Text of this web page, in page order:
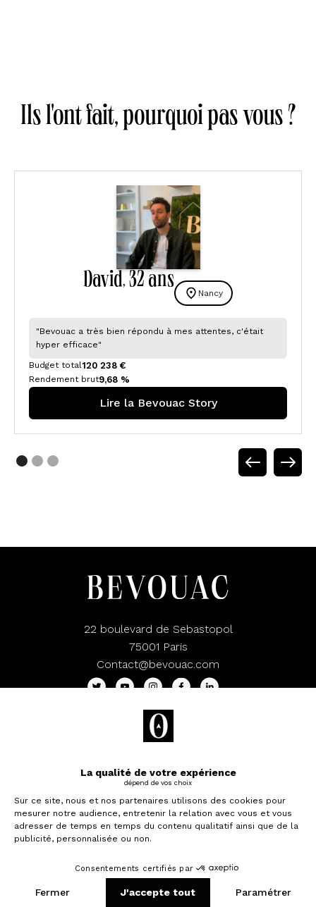
Ils l'ont fait, pourquoi pas vous ?
David, 32 ansㅤ Nancy
"Bevouac a très bien répondu à mes attentes, c'était
hyper efficace"
Budget total120 238 €
Rendement brut9,68 %
Lire la Bevouac Story
22 boulevard de Sebastopol
75001 Paris
Contact@bevouac.com
Notre Service
Notre newsletter
mail.
Je souhaite investir